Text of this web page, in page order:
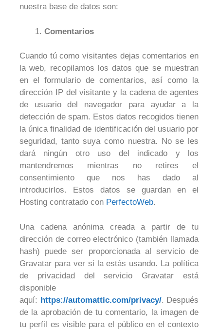
nuestra base de datos son:
Comentarios
Cuando tú como visitantes dejas comentarios en
la web, recopilamos los datos que se muestran
en el formulario de comentarios, así como la
dirección IP del visitante y la cadena de agentes
de usuario del navegador para ayudar a la
detección de spam. Estos datos recogidos tienen
la única finalidad de identificación del usuario por
seguridad, tanto suya como nuestra. No se les
dará ningún otro uso del indicado y los
mantendremos mientras no retires el
consentimiento que nos has dado al
introducirlos. Estos datos se guardan en el
Hosting contratado con PerfectoWeb.
Una cadena anónima creada a partir de tu
dirección de correo electrónico (también llamada
hash) puede ser proporcionada al servicio de
Gravatar para ver si la estás usando. La política
de privacidad del servicio Gravatar está
disponible
aquí: https://automattic.com/privacy/. Después
de la aprobación de tu comentario, la imagen de
tu perfil es visible para el público en el contexto